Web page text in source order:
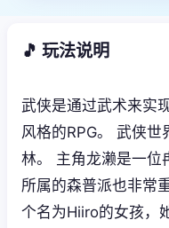
🎵 玩法说明
武侠是通过武术来实
风格的RPG。 武侠
林。 主角龙濑是一位
所属的森普派也非常
个名为Hiiro的女孩，